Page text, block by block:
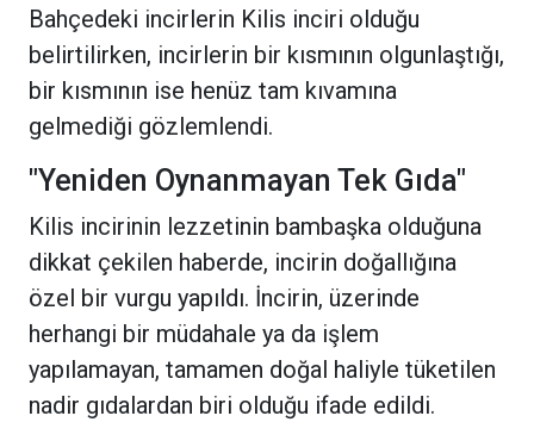
Bahçedeki incirlerin Kilis inciri olduğu
belirtilirken, incirlerin bir kısmının olgunlaştığı,
bir kısmının ise henüz tam kıvamına
gelmediği gözlemlendi.
"Yeniden Oynanmayan Tek Gıda"
Kilis incirinin lezzetinin bambaşka olduğuna
dikkat çekilen haberde, incirin doğallığına
özel bir vurgu yapıldı. İncirin, üzerinde
herhangi bir müdahale ya da işlem
yapılamayan, tamamen doğal haliyle tüketilen
nadir gıdalardan biri olduğu ifade edildi.